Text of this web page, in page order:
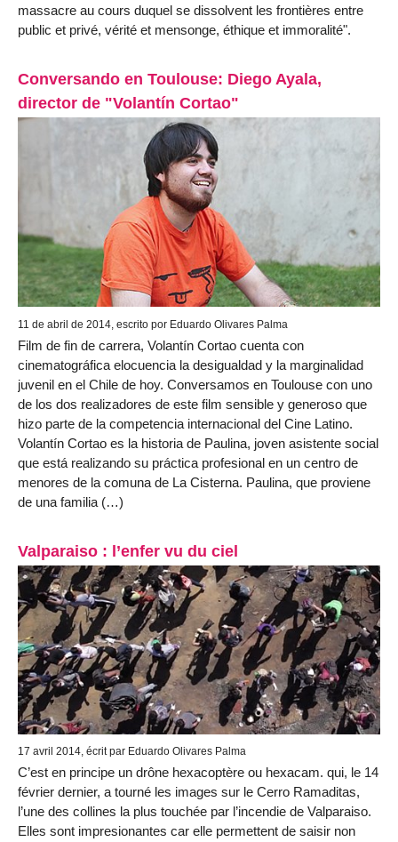
massacre au cours duquel se dissolvent les frontières entre
public et privé, vérité et mensonge, éthique et immoralité".
Conversando en Toulouse: Diego Ayala,
director de "Volantín Cortao"
11 de abril de 2014, escrito por Eduardo Olivares Palma
Film de fin de carrera, Volantín Cortao cuenta con
cinematográfica elocuencia la desigualdad y la marginalidad
juvenil en el Chile de hoy. Conversamos en Toulouse con uno
de los dos realizadores de este film sensible y generoso que
hizo parte de la competencia internacional del Cine Latino.
Volantín Cortao es la historia de Paulina, joven asistente social
que está realizando su práctica profesional en un centro de
menores de la comuna de La Cisterna. Paulina, que proviene
de una familia (…)
Valparaiso : l’enfer vu du ciel
17 avril 2014, écrit par Eduardo Olivares Palma
C’est en principe un drône hexacoptère ou hexacam. qui, le 14
février dernier, a tourné les images sur le Cerro Ramaditas,
l’une des collines la plus touchée par l’incendie de Valparaiso.
Elles sont impresionantes car elle permettent de saisir non